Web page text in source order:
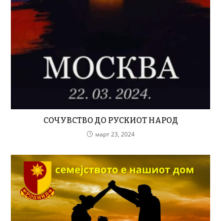
СОЧУВСТВО ДО РУСКИОТ НАРОД
март 23, 2024